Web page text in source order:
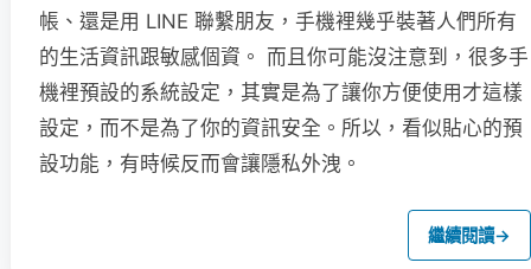
帳、還是用 LINE 聯繫朋友，手機裡幾乎裝著人們所有
的生活資訊跟敏感個資。 而且你可能沒注意到，很多手
機裡預設的系統設定，其實是為了讓你方便使用才這樣
設定，而不是為了你的資訊安全。所以，看似貼心的預
設功能，有時候反而會讓隱私外洩。
繼續閱讀→